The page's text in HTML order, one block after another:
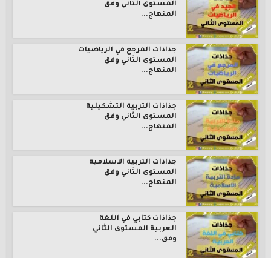
المستوى الثاني وفق
المنهاج...
جذاذات المرجع في الرياضيات
المستوى الثاني وفق
المنهاج...
جذاذات التربية التشكيلية
المستوى الثاني وفق
المنهاج...
جذاذات التربية الاسلامية
المستوى الثاني وفق
المنهاج...
جذاذات كتابي في اللغة
العربية المستوى الثاني
وفق...